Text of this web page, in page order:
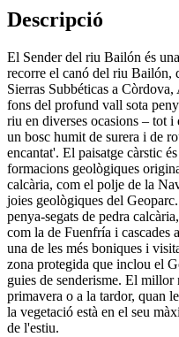
Descripció
El Sender del riu Bailón és
recorre el canó del riu Bailón,
Sierras Subbéticas a
fons del profund vall sota
riu en diverses ocasions – tot i
un bosc humit de surera i de
encantat'. El paisatge càrstic
formacions geològiques
calcària, com el polje de la
joies geològiques del
penya-segats de pedra
com la de Fuenfría i cascades
una de les més boniques i
zona protegida que inclou el
guies de senderisme. El millor
primavera o a la tardor, quan
la vegetació està en el seu
de l'estiu.